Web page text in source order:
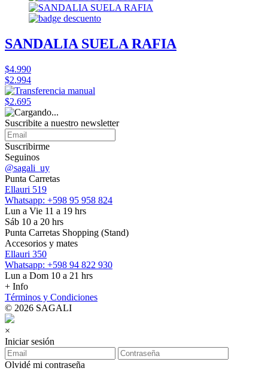
SANDALIA SUELA RAFIA
$4.990
$2.994
$2.695
Suscribite a nuestro newsletter
Suscribirme
Seguinos
@sagali_uy
Punta Carretas
Ellauri 519
Whatsapp: +598 95 958 824
Lun a Vie 11 a 19 hrs
Sáb 10 a 20 hrs
Punta Carretas Shopping (Stand)
Accesorios y mates
Ellauri 350
Whatsapp: +598 94 822 930
Lun a Dom 10 a 21 hrs
+ Info
Términos y Condiciones
© 2026 SAGALI
×
Iniciar sesión
Olvidé mi contraseña